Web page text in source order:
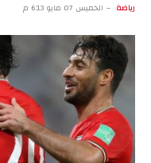
رياضة الخميس 07 مايو 6:13 م